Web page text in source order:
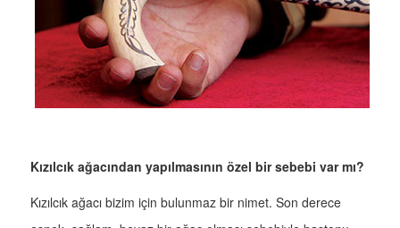
Kızılcık ağacından yapılmasının özel bir sebebi var mı?
Kızılcık ağacı bizim için bulunmaz bir nimet. Son derece